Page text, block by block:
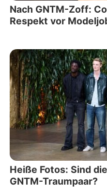
Nach GNTM-Zoff:
Respekt vor
Heiße Fotos: Sind
GNTM-Traumpaar?